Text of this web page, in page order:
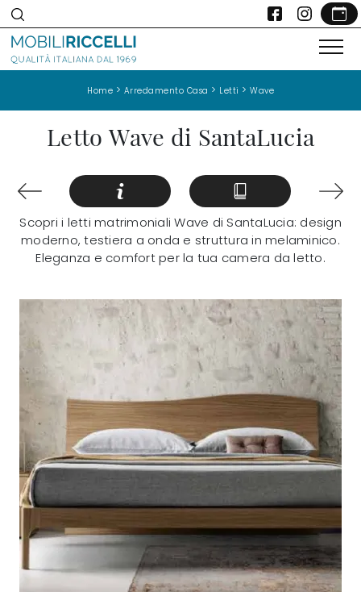
Home > Arredamento Casa > Letti > Wave
Letto Wave di SantaLucia
Scopri i letti matrimoniali Wave di SantaLucia: design
moderno, testiera a onda e struttura in melaminico.
Eleganza e comfort per la tua camera da letto.